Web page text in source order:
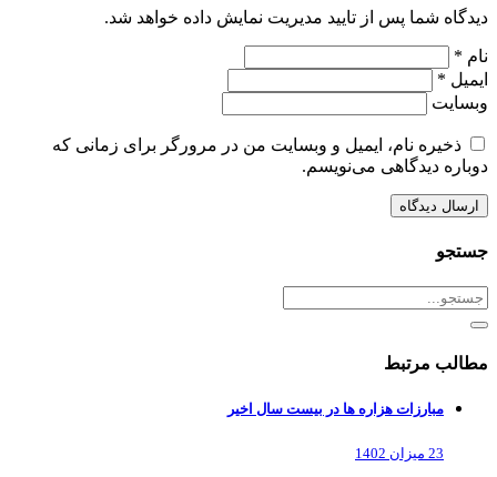
دیدگاه شما پس از تایید مدیریت نمایش داده خواهد شد.
نام *
ایمیل *
وبسایت
ذخیره نام، ایمیل و وبسایت من در مرورگر برای زمانی که
دوباره دیدگاهی می‌نویسم.
جستجو
مطالب مرتبط
مبارزات هزاره ها در بیست سال اخیر
23 میزان 1402